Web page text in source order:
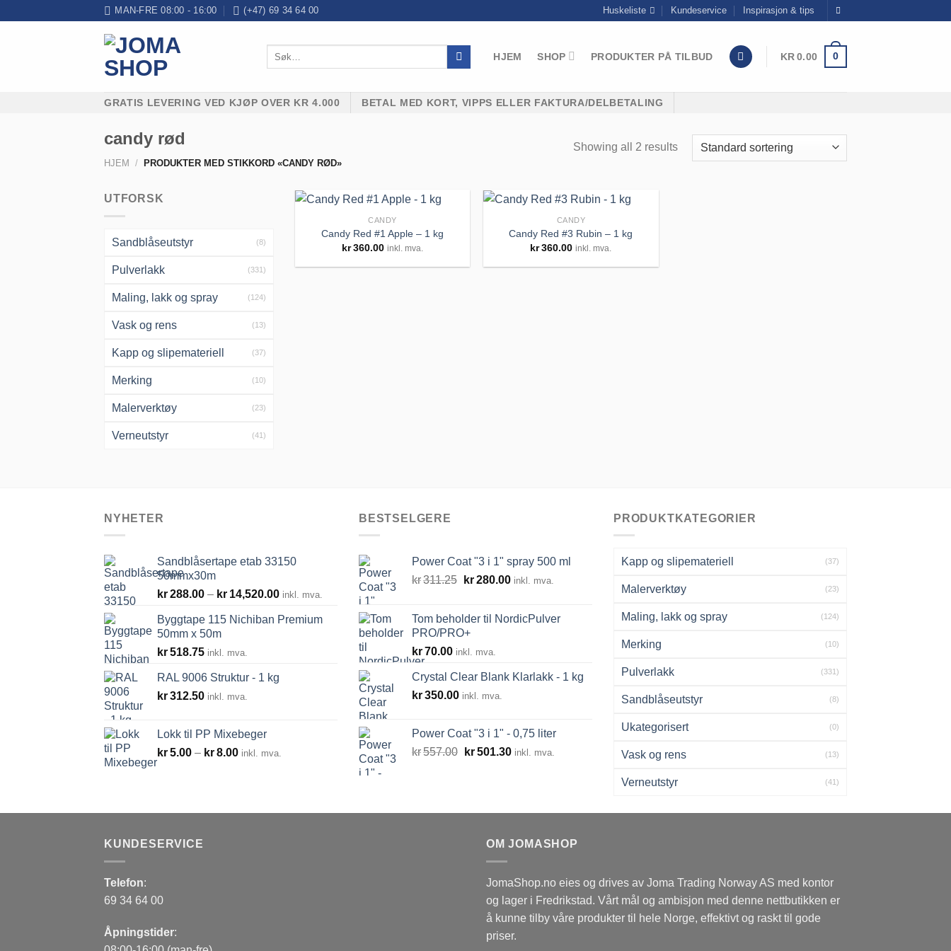
MAN-FRE 08:00 - 16:00 (+47) 69 34 64 00 Huskeliste Kundeservice Inspirasjon & tips
HJEM SHOP PRODUKTER PÅ TILBUD KR0.00 0
GRATIS LEVERING VED KJØP OVER KR 4.000 BETAL MED KORT, VIPPS ELLER FAKTURA/DELBETALING
candy rød
HJEM / PRODUKTER MED STIKKORD «CANDY RØD»
Showing all 2 results
UTFORSK
Sandblåseutstyr (8)
Pulverlakk (331)
Maling, lakk og spray (124)
Vask og rens (13)
Kapp og slipemateriell (37)
Merking (10)
Malerverktøy (23)
Verneutstyr (41)
Legg til
CANDY
Candy Red #1 Apple – 1 kg
kr360.00 inkl. mva.
Legg til
CANDY
Candy Red #3 Rubin – 1 kg
kr360.00 inkl. mva.
NYHETER
Sandblåsertape etab 33150
50mmx30m
kr288.00 – kr 14,520.00Prisområde:
til
inkl. mva.
Byggtape 115 Nichiban Premium
50mm x 50m
kr518.75 inkl. mva.
RAL 9006 Struktur - 1 kg
kr312.50 inkl. mva.
Lokk til PP Mixebeger
kr5.00 – kr8.00Prisområde:
inkl. mva.
BESTSELGERE
Power Coat "3 i 1" spray 500 ml
kr311.25 Opprinnelig
kr311.25.
kr280.00Nåværende
kr280.00.
inkl. mva.
Tom beholder til NordicPulver
PRO/PRO+
kr70.00 inkl. mva.
Crystal Clear Blank Klarlakk - 1 kg
kr350.00 inkl. mva.
Power Coat "3 i 1" - 0,75 liter
kr557.00 Opprinnelig
kr501.30Nåværende
inkl. mva.
PRODUKTKATEGORIER
Kapp og slipemateriell (37)
Malerverktøy (23)
Maling, lakk og spray (124)
Merking (10)
Pulverlakk (331)
Sandblåseutstyr (8)
Ukategorisert (0)
Vask og rens (13)
Verneutstyr (41)
KUNDESERVICE
Telefon:
69 34 64 00
Åpningstider:
OM JOMASHOP
JomaShop.no eies og drives av Joma Trading Norway AS med kontor
og lager i Fredrikstad. Vårt mål og ambisjon med denne nettbutikken er
å kunne tilby våre produkter til hele Norge, effektivt og raskt til gode
priser.